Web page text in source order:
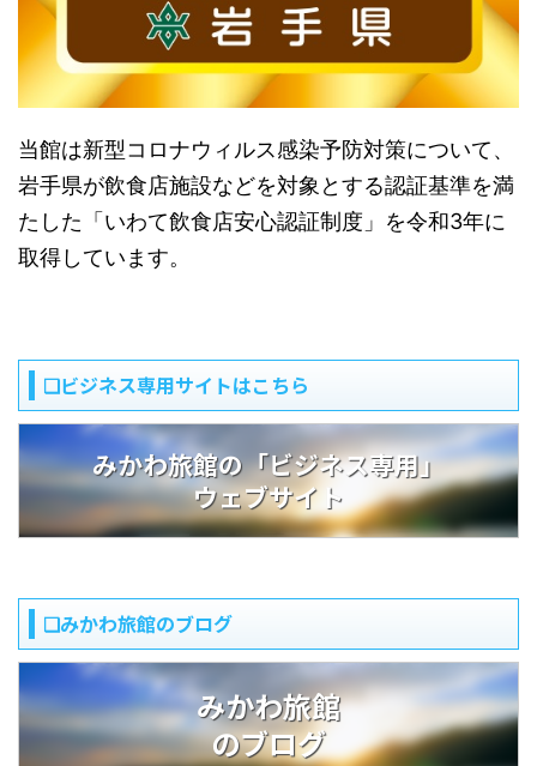
当館は新型コロナウィルス感染予防対策について、
岩手県が飲食店施設などを対象とする認証基準を満
たした「いわて飲食店安心認証制度」を令和3年に
取得しています。
❏ビジネス専用サイトはこちら
みかわ旅館の「ビジネス専用」
ウェブサイト
❏みかわ旅館のブログ
みかわ旅館
のブログ